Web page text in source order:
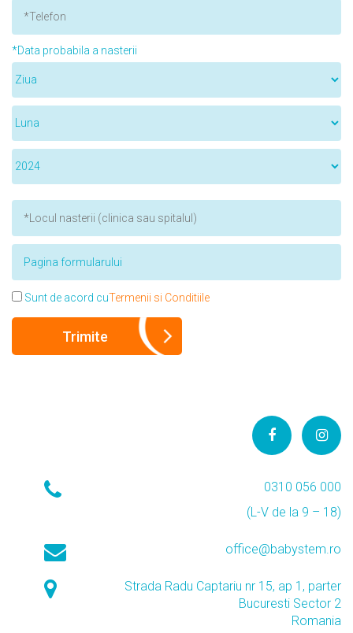
*Data probabila a nasterii
Sunt de acord cuTermenii si Conditiile
0310 056 000
(L-V de la 9 – 18)
office@babystem.ro
Strada Radu Captariu nr 15, ap 1, parter
Bucuresti Sector 2
Romania